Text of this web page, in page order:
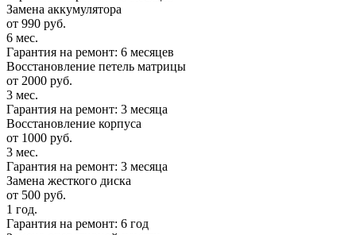
Замена аккумулятора
от 990 руб.
6 мес.
Гарантия на ремонт: 6 месяцев
Восстановление петель матрицы
от 2000 руб.
3 мес.
Гарантия на ремонт: 3 месяца
Восстановление корпуса
от 1000 руб.
3 мес.
Гарантия на ремонт: 3 месяца
Замена жесткого диска
от 500 руб.
1 год.
Гарантия на ремонт: 6 год